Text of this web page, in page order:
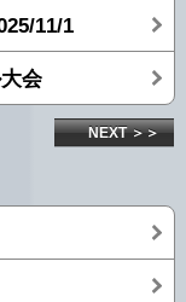
11/1
会
NEXT ＞＞